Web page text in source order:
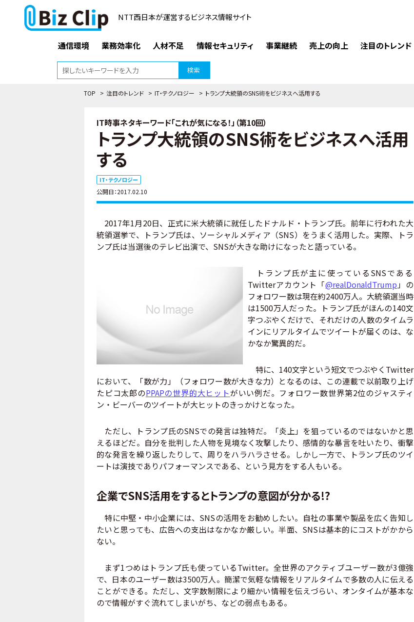
NTT西日本が運営するビジネス情報サイト
通信環境 業務効率化 人材不足 情報セキュリティ 事業継続 売上の向上 注目のトレンド
検索
TOP > 注目のトレンド > IT・テクノロジー > トランプ大統領のSNS術をビジネスへ活用する
IT時事ネタキーワード「これが気になる！」（第10回）
トランプ大統領のSNS術をビジネスへ活用
する
IT・テクノロジー
公開日：2017.02.10
2017年1月20日、正式に米大統領に就任したドナルド・トランプ氏。前年に行われた大
統領選挙で、トランプ氏は、ソーシャルメディア（SNS）をうまく活用した。実際、トラ
ンプ氏は当選後のテレビ出演で、SNSが大きな助けになったと語っている。
トランプ氏が主に使っているSNSである
Twitterアカウント「@realDonaldTrump 」の
フォロワー数は現在約2400万人。大統領選当時
は1500万人だった。トランプ氏がほんの140文
字つぶやくだけで、それだけの人数のタイムラ
インにリアルタイムでツイートが届くのは、な
かなか驚異的だ。
特に、140文字という短文でつぶやくTwitter
において、「数が力」（フォロワー数が大きな力）となるのは、この連載で以前取り上げ
たピコ太郎のPPAPの世界的大ヒットがいい例だ。フォロワー数世界第2位のジャスティ
ン・ビーバーのツイートが大ヒットのきっかけとなった。
ただし、トランプ氏のSNSでの発言は独特だ。「炎上」を狙っているのではないかと思
えるほどだ。自分を批判した人物を見境なく攻撃したり、感情的な暴言を吐いたり、衝撃
的な発言を繰り返したりして、周りをハラハラさせる。しかし一方で、トランプ氏のツイ
ートは演技でありパフォーマンスである、という見方をする人もいる。
企業でSNS活用をするとトランプの意図が分かる!?
特に中堅・中小企業には、SNSの活用をお勧めしたい。自社の事業や製品を広く告知し
たいと思っても、広告への支出はなかなか厳しい。半面、SNSは基本的にコストがかから
ない。
まず1つめはトランプ氏も使っているTwitter。全世界のアクティブユーザー数が3億強
で、日本のユーザー数は3500万人。簡潔で気軽な情報をリアルタイムで多数の人に伝える
ことができる。ただし、文字数制限により細かい情報を伝えづらい、オンタイムが基本な
ので情報がすぐ流れてしまいがち、などの弱点もある。